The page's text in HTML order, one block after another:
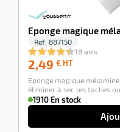
Eponge magique
Ref: 887150
18 avis
2,49 € HT
HT
Eponge magique
éliminer à sec les taches
1910 En stock